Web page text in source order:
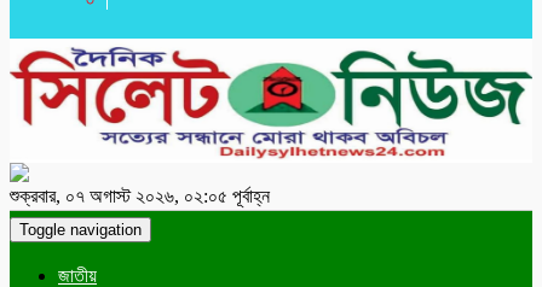
শুক্রবার, ০৭ অগাস্ট ২০২৬, ০২:০৫ পূর্বাহ্ন
Toggle navigation
জাতীয়